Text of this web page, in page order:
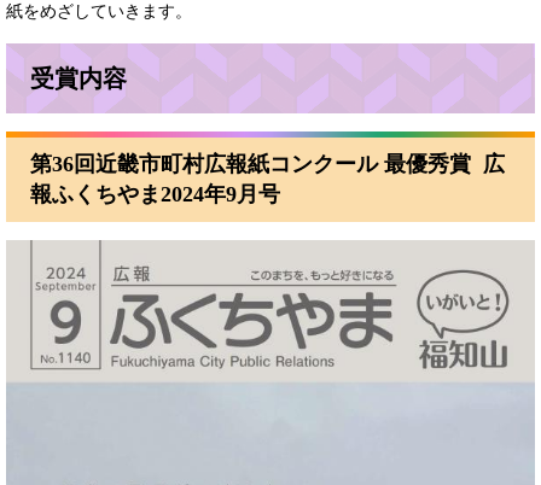
紙をめざしていきます。
受賞内容
第36回近畿市町村広報紙コンクール 最優秀賞 広
報ふくちやま2024年9月号